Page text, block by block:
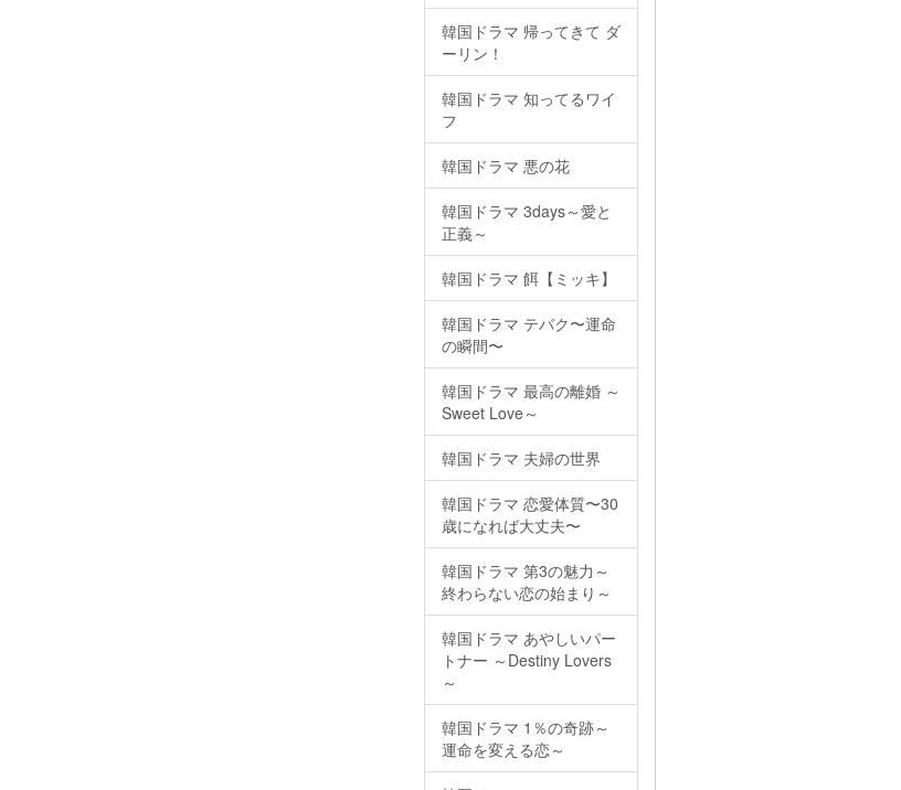
韓国ドラマ 帰ってきて ダ
ーリン！
韓国ドラマ 知ってるワイ
フ
韓国ドラマ 悪の花
韓国ドラマ 3days～愛と
正義～
韓国ドラマ 餌【ミッキ】
韓国ドラマ テバク〜運命
の瞬間〜
韓国ドラマ 最高の離婚 ～
Sweet Love～
韓国ドラマ 夫婦の世界
韓国ドラマ 恋愛体質〜30
歳になれば大丈夫〜
韓国ドラマ 第3の魅力～
終わらない恋の始まり～
韓国ドラマ あやしいパー
トナー ～Destiny Lovers
～
韓国ドラマ 1％の奇跡～
運命を変える恋～